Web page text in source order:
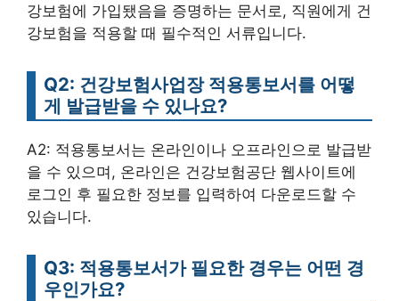
강보험에 가입됐음을 증명하는 문서로, 직원에게 건
강보험을 적용할 때 필수적인 서류입니다.
Q2: 건강보험사업장 적용통보서를 어떻
게 발급받을 수 있나요?
A2: 적용통보서는 온라인이나 오프라인으로 발급받
을 수 있으며, 온라인은 건강보험공단 웹사이트에
로그인 후 필요한 정보를 입력하여 다운로드할 수
있습니다.
Q3: 적용통보서가 필요한 경우는 어떤 경
우인가요?